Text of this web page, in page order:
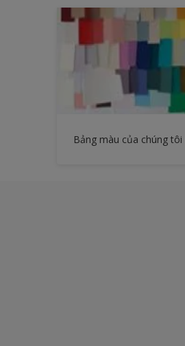
Bảng màu của chúng tôi